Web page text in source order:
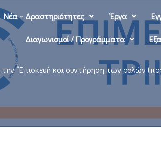
Νέα – Δραστηριότητες ‘Εργα
Διαγωνισμοί / Προγράμματα
την “Επισκευή και συντήρηση των ρολών